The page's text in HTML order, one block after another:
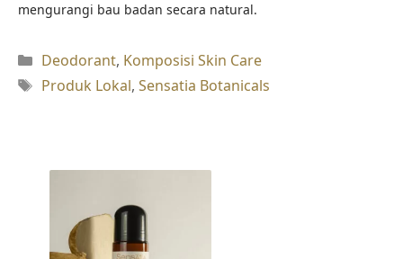
mengurangi bau badan secara natural.
Kategori
Deodorant, Komposisi Skin Care
Tag
Produk Lokal, Sensatia Botanicals